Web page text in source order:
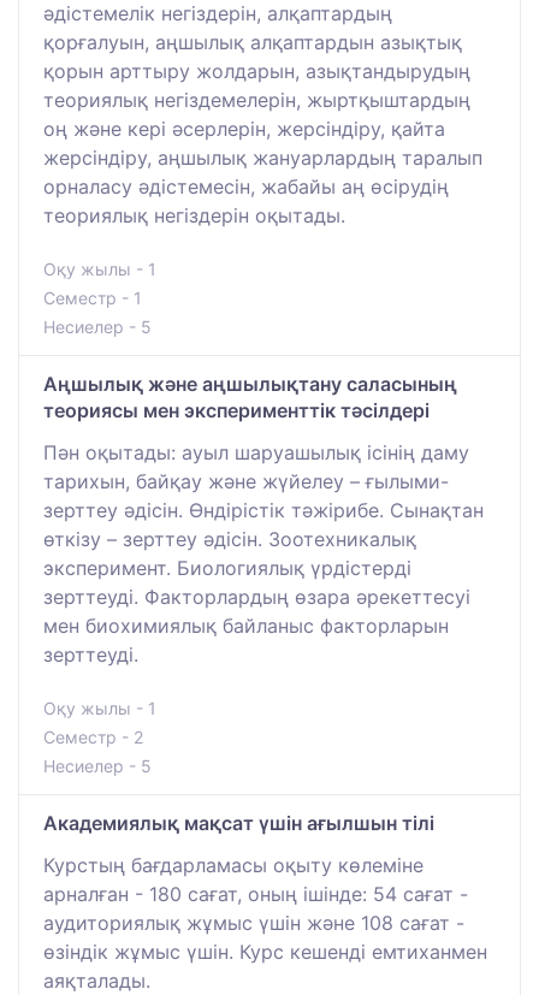
әдістемелік негіздерін, алқаптардың
қорғалуын, аңшылық алқаптардын азықтық
қорын арттыру жолдарын, азықтандырудың
теориялық негіздемелерін, жыртқыштардың
оң және кері әсерлерін, жерсіндіру, қайта
жерсіндіру, аңшылық жануарлардың таралып
орналасу әдістемесін, жабайы аң өсірудің
теориялық негіздерін оқытады.
Оқу жылы - 1
Семестр - 1
Несиелер - 5
Аңшылық және аңшылықтану саласының
теориясы мен эксперименттік тәсілдері
Пән оқытады: ауыл шаруашылық ісінің даму
тарихын, байқау және жүйелеу – ғылыми-
зерттеу әдісін. Өндірістік тәжірибе. Сынақтан
өткізу – зерттеу әдісін. Зоотехникалық
эксперимент. Биологиялық үрдістерді
зерттеуді. Факторлардың өзара әрекеттесуі
мен биохимиялық байланыс факторларын
зерттеуді.
Оқу жылы - 1
Семестр - 2
Несиелер - 5
Академиялық мақсат үшін ағылшын тілі
Курстың бағдарламасы оқыту көлеміне
арналған - 180 сағат, оның ішінде: 54 сағат -
аудиториялық жұмыс үшін және 108 сағат -
өзіндік жұмыс үшін. Курс кешенді емтиханмен
аяқталады.